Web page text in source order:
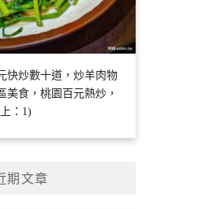
快炒數十道，炒羊肉物
美食，桃園百元熱炒，
：1)
期文章